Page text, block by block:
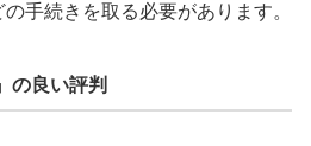
手続きを取る必要があります。
の良い評判